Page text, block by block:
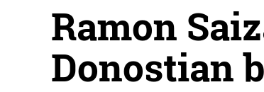
Ramon
Donostian